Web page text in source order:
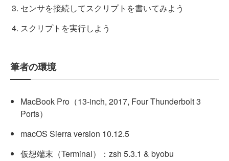
センサを接続してスクリプトを書いてみよう
スクリプトを実行しよう
筆者の環境
MacBook Pro（13-inch, 2017, Four Thunderbolt 3
Ports）
macOS Sierra version 10.12.5
仮想端末（Terminal）：zsh 5.3.1 & byobu